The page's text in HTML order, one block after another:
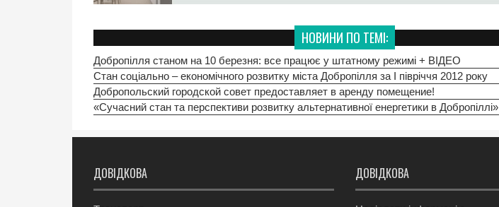
НОВИНИ ПО ТЕМІ:
Добропілля станом на 10 березня: все працює у штатному режимі + ВІДЕО
Стан соціально – економічного розвитку міста Добропілля за І півріччя 2012 року
Добропольский городской совет предоставляет в аренду помещение!
«Сучасний стан та перспективи розвитку альтернативної енергетики в Добропіллі»
ДОВІДКОВА ДОВІДКОВА